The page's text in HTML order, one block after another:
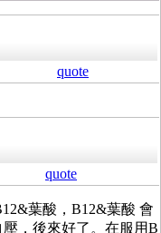
quote
quote
葉酸，B12&葉酸 會
，後來好了。在服用B